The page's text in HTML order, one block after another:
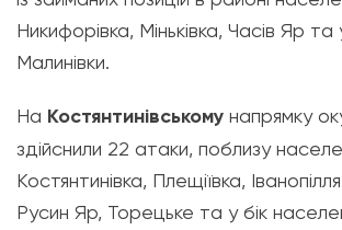
Никифорівка, Міньківка, Часів Яр
Малинівки.
На Костянтинівському напрямку
здійснили 22 атаки, поблизу
Костянтинівка, Плещіївка,
Русин Яр, Торецьке та у бік